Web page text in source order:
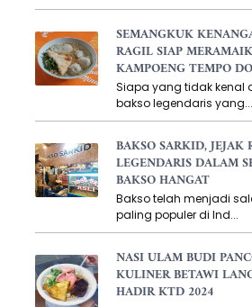
SEMANGKUK
RAGIL SIAP
KAMPOENG TEMPO
Siapa yang tidak kenal
bakso legendaris yang...
BAKSO SARKID, JEJAK
LEGENDARIS DALAM
BAKSO HANGAT
Bakso telah menjadi
paling populer di Ind...
NASI ULAM BUDI
KULINER BETAWI
HADIR KTD 2024